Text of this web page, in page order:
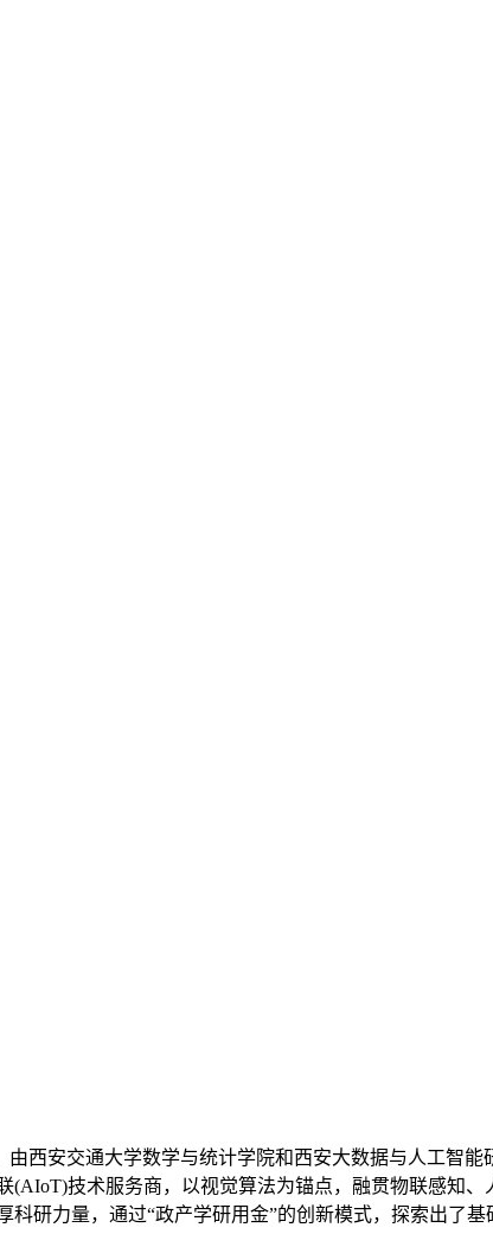
西安交通大学数学与统计学院和西安大数据与人工智
(AIoT)技术服务商，以视觉算法为锚点，融贯物联感知
研力量，通过“政产学研用金”的创新模式，探索出了